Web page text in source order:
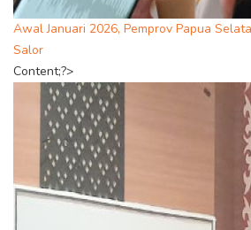
Awal Januari 2026, Pemprov Papua
Salor
Content;?>